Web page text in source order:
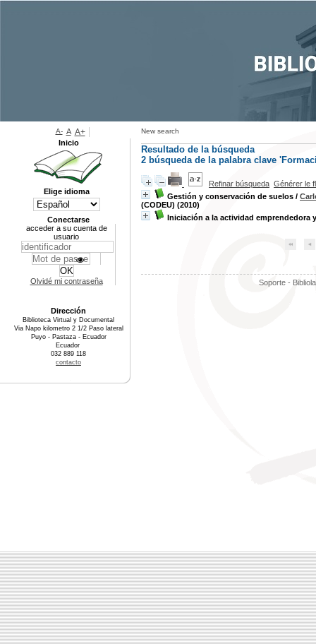
New search
Resultado de la búsqueda
2 búsqueda de la palabra clave
Refinar búsqueda Générer le
Gestión y conservación de suelos /
(CODEU) (2010)
Iniciación a la actividad emprendedora
Soporte -
A- A A+
Inicio
Elige idioma
Conectarse
acceder a su cuenta de
usuario
Olvidé mi contraseña
Dirección
Biblioteca Virtual y Documental
Via Napo kilometro 2 1/2 Paso lateral
Puyo - Pastaza - Ecuador
Ecuador
032 889 118
contacto